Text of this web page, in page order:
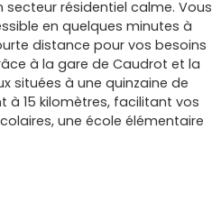
résidentiel calme. Vous
en quelques minutes à
distance pour vos besoins
à la gare de Caudrot et la
situées à une quinzaine de
à 15 kilomètres, facilitant vos
une école élémentaire